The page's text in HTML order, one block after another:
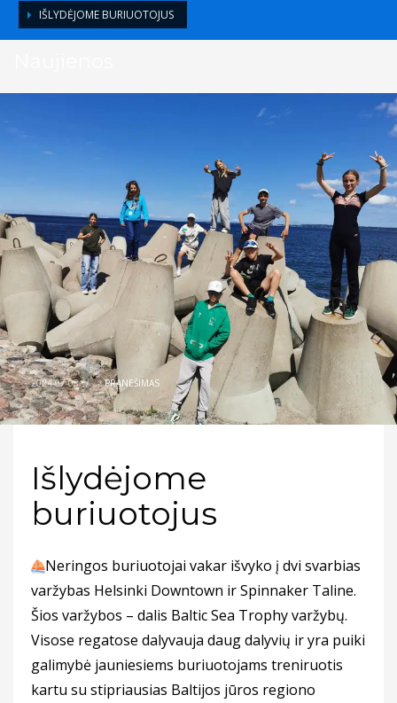
IŠLYDĖJOME BURIUOTOJUS
2024-07-08 / >PRANEŠIMAS
Išlydėjome
buriuotojus
Neringos buriuotojai vakar išvyko į dvi svarbias
varžybas Helsinki Downtown ir Spinnaker Taline.
Šios varžybos – dalis Baltic Sea Trophy varžybų.
Visose regatose dalyvauja daug dalyvių ir yra puiki
galimybė jauniesiems buriuotojams treniruotis
kartu su stipriausias Baltijos jūros regiono